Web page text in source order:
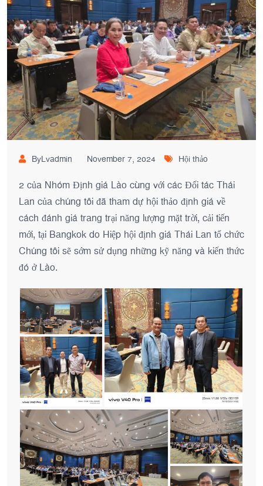
ByLvadmin November 7, 2024 Hội thảo
2 của Nhóm Định giá Lào cùng với các Đối tác Thái
Lan của chúng tôi đã tham dự hội thảo định giá về
cách đánh giá trang trại năng lượng mặt trời, cải tiến
mới, tại Bangkok do Hiệp hội định giá Thái Lan tổ chức
Chúng tôi sẽ sớm sử dụng những kỹ năng và kiến ​​thức
đó ở Lào.